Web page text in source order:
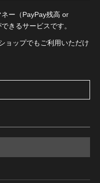
ー（PayPay残高 or
きるサービスです。
ョップでもご利用いただけ